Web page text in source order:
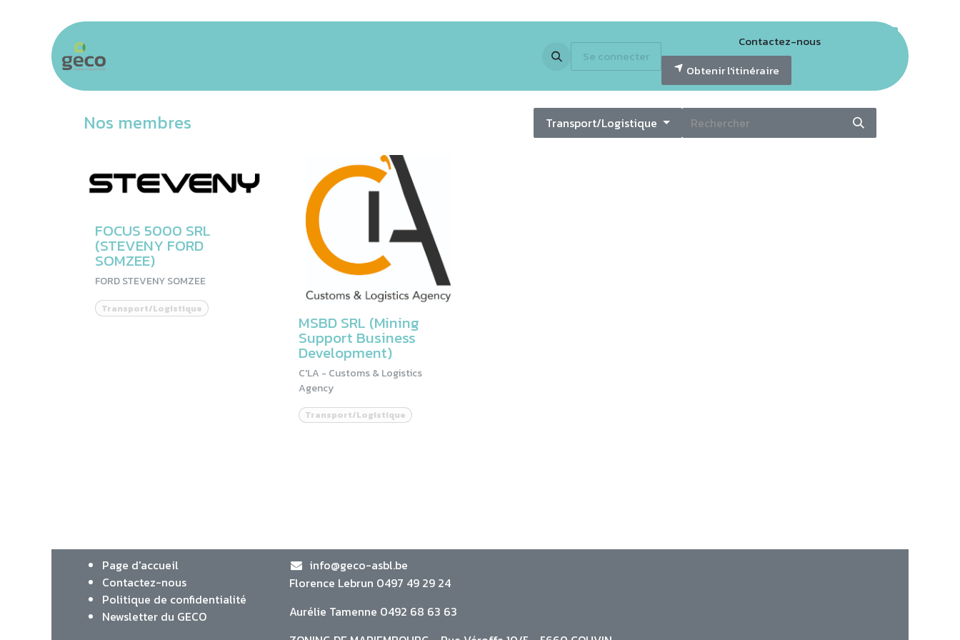
Se rendre au contenu
En images Jobs Newsletter GECO
Se connecter
Contactez-nous
Obtenir l'itinéraire
Nos membres Transport/Logistique
FOCUS 5000 SRL
(STEVENY FORD
SOMZEE)
FORD STEVENY SOMZEE
Transport/Logistique
MSBD SRL (Mining
Support Business
Development)
C'LA - Customs & Logistics
Agency
Transport/Logistique
info@geco-asbl.be
Florence Lebrun 0497 49 29 24
Aurélie Tamenne 0492 68 63 63
Page d'accueil
Contactez-nous
Politique de confidentialité
Newsletter du GECO